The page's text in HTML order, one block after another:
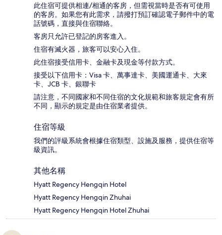
此住宿可提供相連/相通的客房，但需視當時是否有可使用
的客房。如果您有此需求，請撥打預訂確認電子郵件中的電
話號碼，直接與住宿聯絡。
客房只允許已登記的房客進入。
住宿有滅火器，旅客可以安心入住。
此住宿接受信用卡、金融卡及現金等付款方式。
接受以下信用卡：Visa 卡、萬事達卡、美國運通卡、大來
卡、JCB 卡、銀聯卡
請注意，不同國家和不同住宿的文化規範和旅客規定會有所
不同，顯示的規定是由住宿業者提供。
住宿等級
我們的評級系統會根據住宿類型、設施及服務，提供住宿等
級資訊。
其他名稱
Hyatt Regency Hengqin Hotel
Hyatt Regency Hengqin Zhuhai
Hyatt Regency Hengqin Hotel Zhuhai